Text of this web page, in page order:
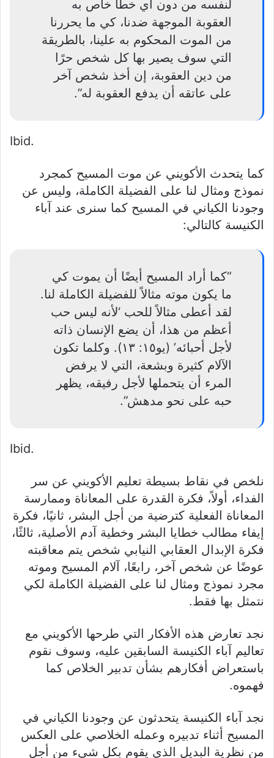
لنفسه من دون أي خطأ خاص به
العقوبة الموجهة ضدنا، كي ما يحررنا
من الموت المحكوم به علينا، بالطريقة
التي سوف يصير بها كل شخص حرًا
من دين العقوبة، إن أخذ شخص آخر
على عاتقه أن يدفع العقوبة له”.
Ibid.
كما يتحدث الأكويني عن موت المسيح كمجرد
نموذج ومثال لنا على الفضيلة الكاملة، وليس عن
وجودنا الكياني في المسيح كما سنرى عند آباء
الكنيسة كالتالي:
“كما أراد المسيح أيضًا أن يموت كي
ما يكون موته مثالاً للفضيلة الكاملة لنا.
لقد أعطى مثالاً للحب ‘لأنه ليس حب
أعظم من هذا، أن يضع الإنسان ذاته
لأجل أحبائه’ (يو١٥: ١٣). وكلما تكون
الآلام كثيرة وبشعة، التي لا يرفض
المرء أن يتحملها لأجل رفيقه، يظهر
حبه على نحو مدهش”.
Ibid.
نلخص في نقاط بسيطة تعليم الأكويني عن سر
الفداء، أولاً، فكرة القدرة على المعاناة وممارسة
المعاناة الفعلية كترضية من أجل البشر، ثانيًا، فكرة
إيفاء مطالب خطايا البشر وخطية آدم الأصلية، ثالثًا،
فكرة الإبدال العقابي النيابي شخص يتم معاقبته
عوضًا عن شخص آخر، رابعًا، آلام المسيح وموته
مجرد نموذج ومثال لنا على الفضيلة الكاملة لكي
نتمثل بها فقط.
نجد تعارض هذه الأفكار التي طرحها الأكويني مع
تعاليم آباء الكنيسة السابقين عليه، وسوف نقوم
باستعراض أفكارهم بشأن تدبير الخلاص كما
فهموه.
نجد آباء الكنيسة يتحدثون عن وجودنا الكياني في
المسيح أثناء تدبيره وعمله الخلاصي على العكس
من نظرية البديل الذي يقوم بكل شيء من أجل